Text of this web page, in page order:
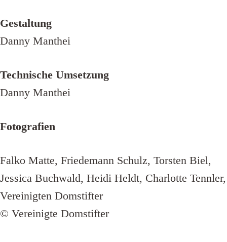
Gestaltung
Danny Manthei
Technische Umsetzung
Danny Manthei
Fotografien
Falko Matte, Friedemann Schulz, Torsten Biel,
Jessica Buchwald, Heidi Heldt, Charlotte Tennler,
Vereinigten Domstifter
© Vereinigte Domstifter